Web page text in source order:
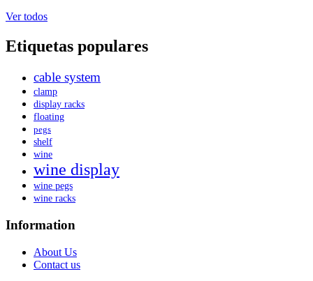
Ver todos
Etiquetas populares
cable system
clamp
display racks
floating
pegs
shelf
wine
wine display
wine pegs
wine racks
Information
About Us
Contact us